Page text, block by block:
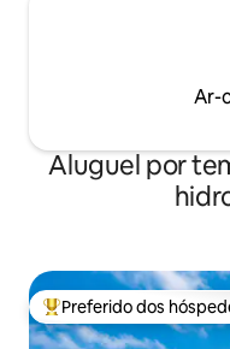
Ar-
Aluguel por
Entre os melhores
Preferido dos